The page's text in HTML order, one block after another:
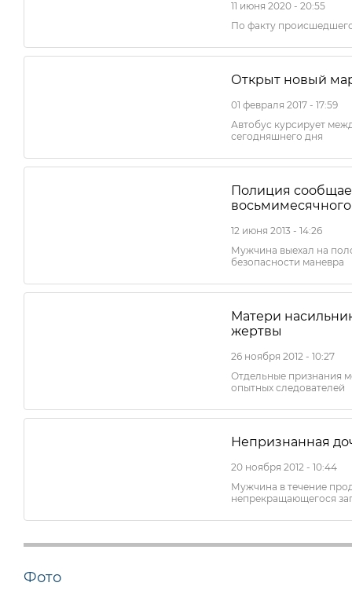
11 июня 2020 - 20:55
По факту
Открыт новый
01 февраля 2017 - 17:59
Автобус курсирует
сегодняшнего дня
Полиция
12 июня 2013 - 14:26
Мужчина выехал на
безопасности маневра
Матери
жертвы
26 ноября 2012 - 10:27
Отдельные признания
опытных следователей
Непризнанная
20 ноября 2012 - 10:44
Мужчина в течение
непрекращающегося
Фото